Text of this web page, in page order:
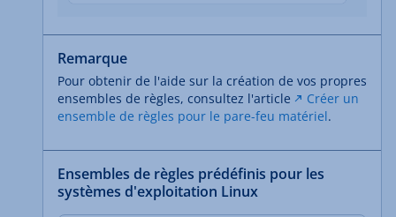
Remarque
Pour obtenir de l'aide sur la création de vos propres
ensembles de règles, consultez l'article
Créer un
ensemble de règles pour le pare-feu matériel.
Ensembles de règles prédéfinis pour les
systèmes d'exploitation Linux